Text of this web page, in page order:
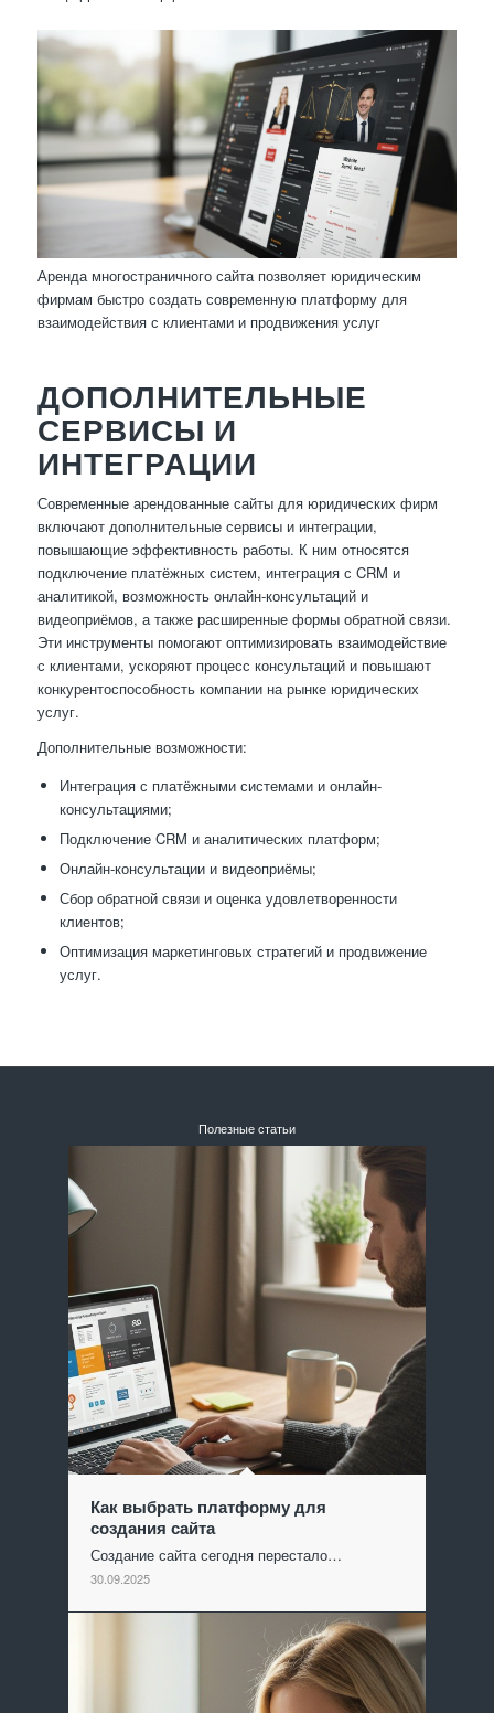
Аренда многостраничного сайта позволяет юридическим
фирмам быстро создать современную платформу для
взаимодействия с клиентами и продвижения услуг
ДОПОЛНИТЕЛЬНЫЕ
СЕРВИСЫ И
ИНТЕГРАЦИИ
Современные арендованные сайты для юридических фирм
включают дополнительные сервисы и интеграции,
повышающие эффективность работы. К ним относятся
подключение платёжных систем, интеграция с CRM и
аналитикой, возможность онлайн-консультаций и
видеоприёмов, а также расширенные формы обратной связи.
Эти инструменты помогают оптимизировать взаимодействие
с клиентами, ускоряют процесс консультаций и повышают
конкурентоспособность компании на рынке юридических
услуг.
Дополнительные возможности:
Интеграция с платёжными системами и онлайн-
консультациями;
Подключение CRM и аналитических платформ;
Онлайн-консультации и видеоприёмы;
Сбор обратной связи и оценка удовлетворенности
клиентов;
Оптимизация маркетинговых стратегий и продвижение
услуг.
Полезные статьи
Как выбрать платформу для
создания сайта
Создание сайта сегодня перестало…
30.09.2025